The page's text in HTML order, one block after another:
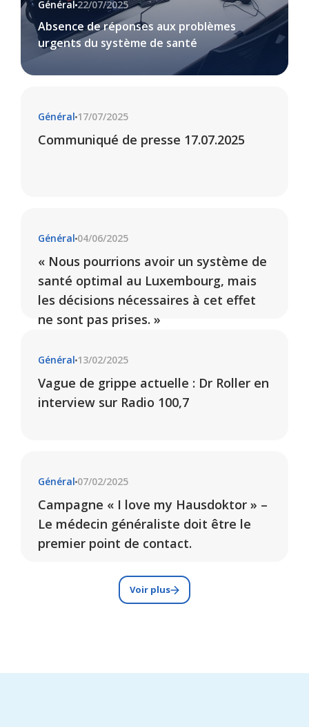
Général 22/07/2025
Absence de réponses aux problèmes
urgents du système de santé
Général 17/07/2025
Communiqué de presse 17.07.2025
Général 04/06/2025
« Nous pourrions avoir un système de
santé optimal au Luxembourg, mais
les décisions nécessaires à cet effet
ne sont pas prises. »
Général 13/02/2025
Vague de grippe actuelle : Dr Roller en
interview sur Radio 100,7
Général 07/02/2025
Campagne « I love my Hausdoktor » –
Le médecin généraliste doit être le
premier point de contact.
Voir plus